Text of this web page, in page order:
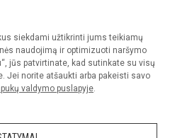
siekdami užtikrinti jums teikiamų
naudojimą ir optimizuoti naršymo
jūs patvirtinate, kad sutinkate su visų
Jei norite atšaukti arba pakeisti savo
valdymo puslapyje.
mokykla. Visos teisės saugomos.
sutikimo griežtai draudžiama.
Slapukų valdymas